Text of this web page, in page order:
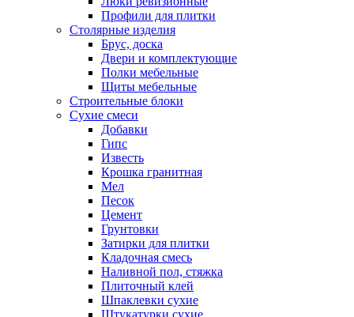
Профили для плитки
Столярные изделия
Брус, доска
Двери и комплектующие
Полки мебельные
Щиты мебельные
Строительные блоки
Сухие смеси
Добавки
Гипс
Известь
Крошка гранитная
Мел
Песок
Цемент
Грунтовки
Затирки для плитки
Кладочная смесь
Наливной пол, стяжка
Плиточный клей
Шпаклевки сухие
Штукатурки сухие